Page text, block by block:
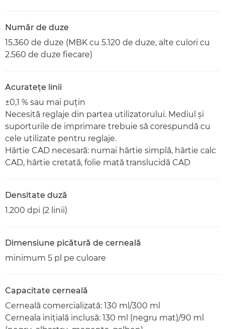
Număr de duze
15.360 de duze (MBK cu 5.120 de duze, alte culori cu
2.560 de duze fiecare)
Acurateţe linii
±0,1 % sau mai puţin
Necesită reglaje din partea utilizatorului. Mediul şi
suporturile de imprimare trebuie să corespundă cu
cele utilizate pentru reglaje.
Hârtie CAD necesară: numai hârtie simplă, hârtie calc
CAD, hârtie cretată, folie mată translucidă CAD
Densitate duză
1.200 dpi (2 linii)
Dimensiune picătură de cerneală
minimum 5 pl pe culoare
Capacitate cerneală
Cerneală comercializată: 130 ml/300 ml
Cerneala iniţială inclusă: 130 ml (negru mat)/90 ml